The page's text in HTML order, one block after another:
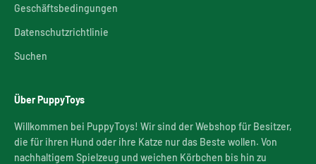
Geschäftsbedingungen
Datenschutzrichtlinie
Suchen
Über PuppyToys
Willkommen bei PuppyToys! Wir sind der Webshop für Besitzer,
die für ihren Hund oder ihre Katze nur das Beste wollen. Von
nachhaltigem Spielzeug und weichen Körbchen bis hin zu